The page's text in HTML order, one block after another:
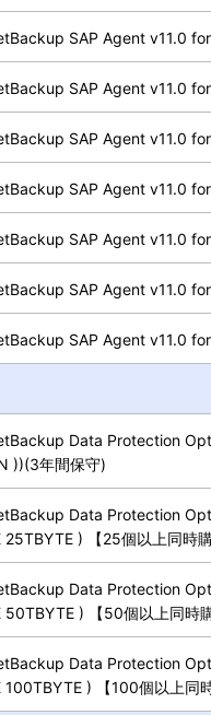
SAP Agent v11.0
SAP Agent v11.0
SAP Agent v11.0
SAP Agent v11.0
SAP Agent v11.0
SAP Agent v11.0
SAP Agent v11.0
Data Protection
))(3年間保守)
Data Protection
25TBYTE ) 【25個以上同時
Data Protection
50TBYTE ) 【50個以上同時
Data Protection
100TBYTE ) 【100個以上同